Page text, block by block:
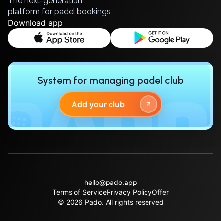
Lisbon
Bucharest
Alicante
Cherkasy
Chernivtsi
Ivano-Frankivsk
Kryvyi Rih
platform for padel bookings
Download app
System for managing padel club
Add your club
© 2026 Pado. All rights reserved
hello@pado.app
Terms of ServicePrivacy PolicyOffer